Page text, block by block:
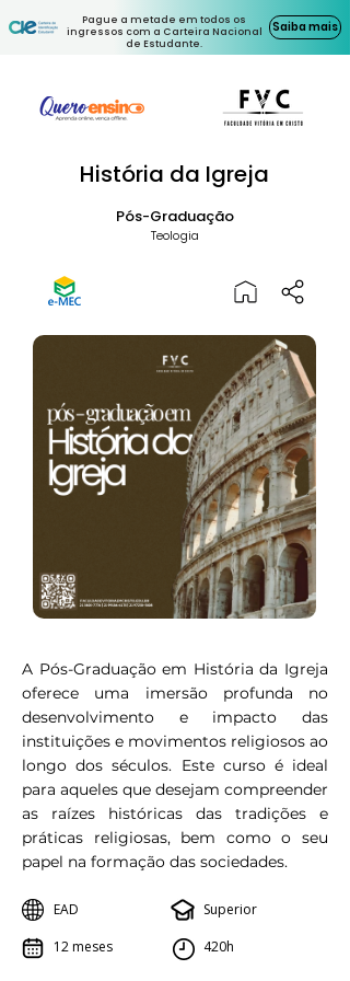
Pague a metade em todos os
ingressos com a Carteira Nacional
de Estudante.
Saiba mais
História da Igreja
Pós-Graduação
Teologia
A Pós-Graduação em História da Igreja
oferece uma imersão profunda no
desenvolvimento e impacto das
instituições e movimentos religiosos ao
longo dos séculos. Este curso é ideal
para aqueles que desejam compreender
as raízes históricas das tradições e
práticas religiosas, bem como o seu
papel na formação das sociedades.
EAD
12 meses
Superior
420h